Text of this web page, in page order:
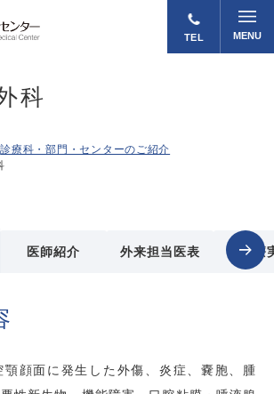
TEL MENU
科
診療科・部門・センターのご紹介
医師紹介 外来担当医表 診療
顎顔面に発生した外傷、炎症、嚢胞、腫